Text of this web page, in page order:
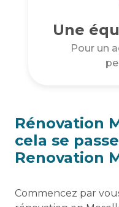
Une
Pour un
Rénovation
cela se
Renovation
Commencez par